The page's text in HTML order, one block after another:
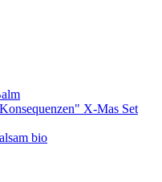
X-Mas Set
bio